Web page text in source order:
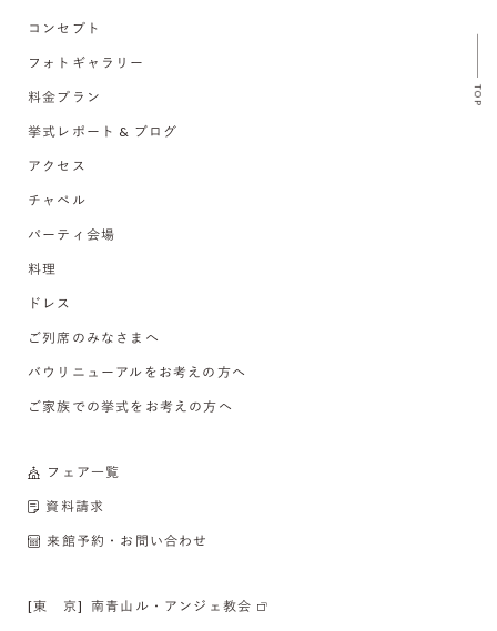
TOP
コンセプト
フォトギャラリー
料金プラン
挙式レポート & ブログ
アクセス
チャペル
パーティ会場
料理
ドレス
ご列席のみなさまへ
バウリニューアルをお考えの方へ
ご家族での挙式をお考えの方へ
フェア一覧
資料請求
来館予約・お問い合わせ
[東 京] 南青山ル・アンジェ教会